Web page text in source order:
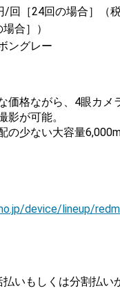
/回［24回の場合］（
合］）
ングレー
価格ながら、4眼カメ
影が可能。
の少ない大容量
device/lineup/
いもしくは分割払い